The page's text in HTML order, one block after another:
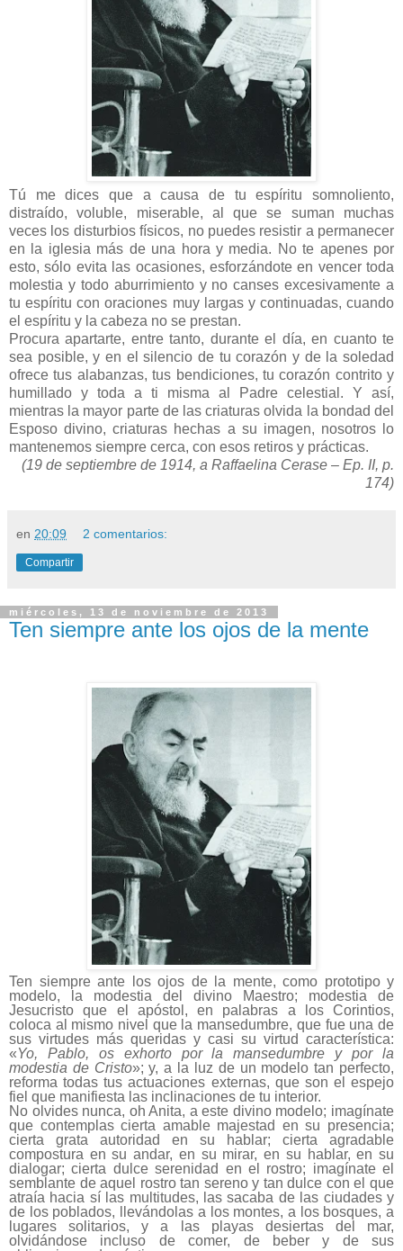
Tú me dices que a causa de tu espíritu somnoliento,
distraído, voluble, miserable, al que se suman muchas
veces los disturbios físicos, no puedes resistir a permanecer
en la iglesia más de una hora y media. No te apenes por
esto, sólo evita las ocasiones, esforzándote en vencer toda
molestia y todo aburrimiento y no canses excesivamente a
tu espíritu con oraciones muy largas y continuadas, cuando
el espíritu y la cabeza no se prestan.
Procura apartarte, entre tanto, durante el día, en cuanto te
sea posible, y en el silencio de tu corazón y de la soledad
ofrece tus alabanzas, tus bendiciones, tu corazón contrito y
humillado y toda a ti misma al Padre celestial. Y así,
mientras la mayor parte de las criaturas olvida la bondad del
Esposo divino, criaturas hechas a su imagen, nosotros lo
mantenemos siempre cerca, con esos retiros y prácticas.
(19 de septiembre de 1914, a Raffaelina Cerase – Ep. II, p.
174)
en 20:09 2 comentarios:
Compartir
miércoles, 13 de noviembre de 2013
Ten siempre ante los ojos de la mente
Ten siempre ante los ojos de la mente, como prototipo y
modelo, la modestia del divino Maestro; modestia de
Jesucristo que el apóstol, en palabras a los Corintios,
coloca al mismo nivel que la mansedumbre, que fue una de
sus virtudes más queridas y casi su virtud característica:
«Yo, Pablo, os exhorto por la mansedumbre y por la
modestia de Cristo»; y, a la luz de un modelo tan perfecto,
reforma todas tus actuaciones externas, que son el espejo
fiel que manifiesta las inclinaciones de tu interior.
No olvides nunca, oh Anita, a este divino modelo; imagínate
que contemplas cierta amable majestad en su presencia;
cierta grata autoridad en su hablar; cierta agradable
compostura en su andar, en su mirar, en su hablar, en su
dialogar; cierta dulce serenidad en el rostro; imagínate el
semblante de aquel rostro tan sereno y tan dulce con el que
atraía hacia sí las multitudes, las sacaba de las ciudades y
de los poblados, llevándolas a los montes, a los bosques, a
lugares solitarios, y a las playas desiertas del mar,
olvidándose incluso de comer, de beber y de sus